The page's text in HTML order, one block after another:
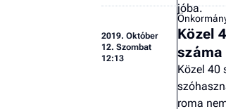
jóba.
2019. Október
12. Szombat
12:13
Közel
száma
Közel 40
roma